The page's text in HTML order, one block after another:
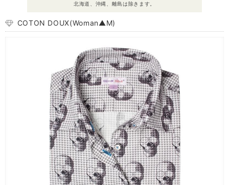
北海道、沖縄、離島は除きます。
COTON DOUX(Woman▲M)